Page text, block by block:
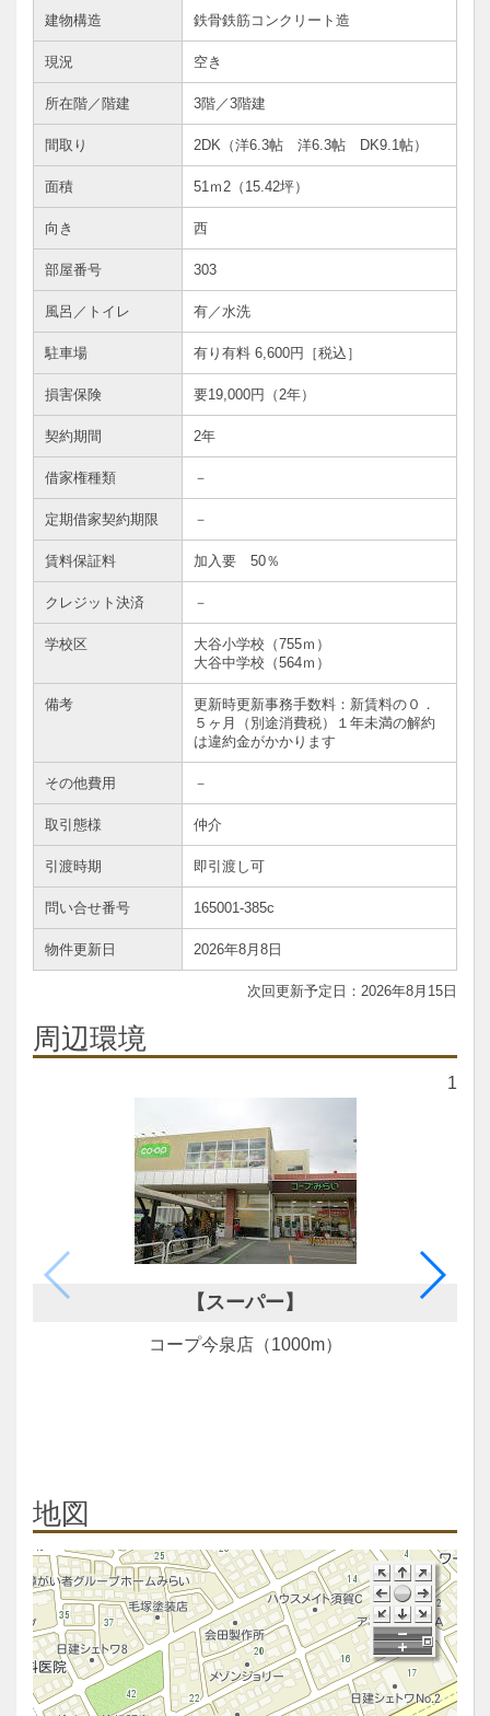
建物構造 鉄骨鉄筋コンクリート造
現況 空き
所在階／階建 3階／3階建
間取り 2DK（洋6.3帖 洋6.3帖 DK9.1帖）
面積 51ｍ2 （15.42坪）
向き 西
部屋番号 303
風呂／トイレ 有／水洗
駐車場 有り有料 6,600円［税込］
損害保険 要19,000円（2年）
契約期間 2年
借家権種類 －
定期借家契約期限 －
賃料保証料 加入要 50％
クレジット決済 －
学校区
大谷小学校（755ｍ）
大谷中学校（564ｍ）
備考
更新時更新事務手数料：新賃料の０．
５ヶ月（別途消費税）１年未満の解約
は違約金がかかります
その他費用 －
取引態様 仲介
引渡時期 即引渡し可
問い合せ番号 165001-385c
物件更新日 2026年8月8日
2026年8月15日
周辺環境
1
【スーパー】
コープ今泉店（1000m）
地図